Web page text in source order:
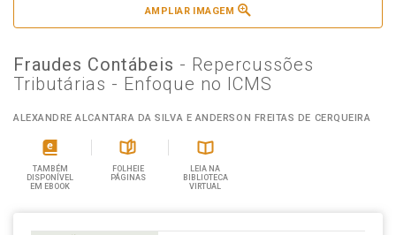
AMPLIAR IMAGEM
Fraudes Contábeis - Repercussões
Tributárias - Enfoque no ICMS
ALEXANDRE ALCANTARA DA SILVA E ANDERSON FREITAS DE CERQUEIRA
TAMBÉM
DISPONÍVEL
EM EBOOK
FOLHEIE
PÁGINAS
LEIA NA
BIBLIOTECA
VIRTUAL